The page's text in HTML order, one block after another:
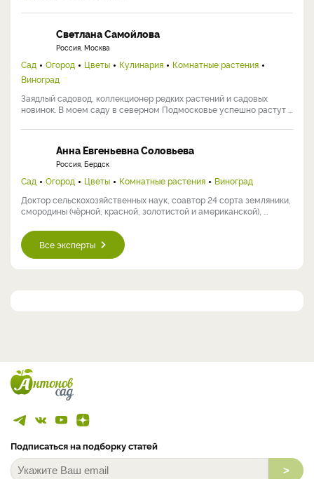
Светлана Самойлова
Россия, Москва
Сад Огород Цветы Кулинария
Комнатные растения
Виноград
Заядлый садовод, коллекционер редких растений и садовых
новинок. В моем саду в северном Подмосковье успешно растут ...
Анна Евгеньевна Соловьева
Россия, Бердск
Сад Огород Цветы Комнатные растения
Виноград
Доктор сельскохозяйственных наук, соавтор 24 сорта земляники,
смородины (чёрной, красной, золотистой и американской), ...
Все эксперты
Подписаться на подборку статей
>